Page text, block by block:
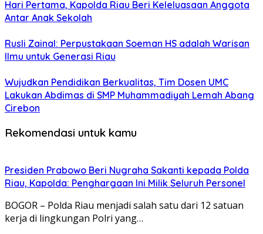
Hari Pertama, Kapolda Riau Beri Keleluasaan Anggota
Antar Anak Sekolah
Rusli Zainal: Perpustakaan Soeman HS adalah Warisan
Ilmu untuk Generasi Riau
Wujudkan Pendidikan Berkualitas, Tim Dosen UMC
Lakukan Abdimas di SMP Muhammadiyah Lemah Abang
Cirebon
Rekomendasi untuk kamu
Presiden Prabowo Beri Nugraha Sakanti kepada Polda
Riau, Kapolda: Penghargaan Ini Milik Seluruh Personel
BOGOR – Polda Riau menjadi salah satu dari 12 satuan
kerja di lingkungan Polri yang…